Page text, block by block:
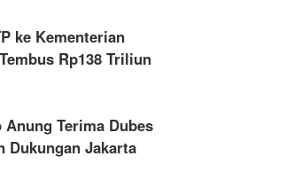
ke Kementerian
Rp138 Triliun
Terima Dubes
Dukungan Jakarta